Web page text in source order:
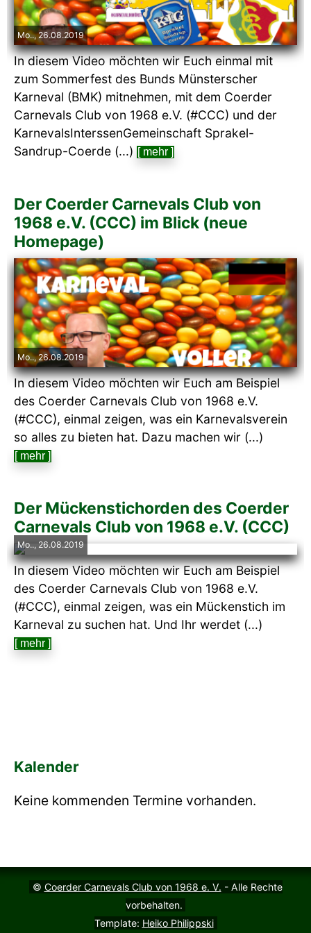
Mo.., 26.08.2019
In diesem Video möchten wir Euch einmal mit
zum Sommerfest des Bunds Münsterscher
Karneval (BMK) mitnehmen, mit dem Coerder
Carnevals Club von 1968 e.V. (#CCC) und der
KarnevalsInterssenGemeinschaft Sprakel-
Sandrup-Coerde (...) [ mehr ]
Der Coerder Carnevals Club von
1968 e.V. (CCC) im Blick (neue
Homepage)
Mo.., 26.08.2019
In diesem Video möchten wir Euch am Beispiel
des Coerder Carnevals Club von 1968 e.V.
(#CCC), einmal zeigen, was ein Karnevalsverein
so alles zu bieten hat. Dazu machen wir (...)
[ mehr ]
Der Mückenstichorden des Coerder
Carnevals Club von 1968 e.V. (CCC)
Mo.., 26.08.2019
In diesem Video möchten wir Euch am Beispiel
des Coerder Carnevals Club von 1968 e.V.
(#CCC), einmal zeigen, was ein Mückenstich im
Karneval zu suchen hat. Und Ihr werdet (...)
[ mehr ]
Kalender
Keine kommenden Termine vorhanden.
© Coerder Carnevals Club von 1968 e. V. - Alle Rechte
vorbehalten.
Template: Heiko Philippski